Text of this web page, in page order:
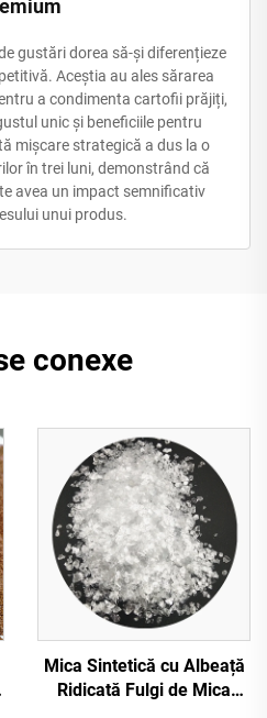
gustări dorea să-și diferențieze
Aceștia au ales sărarea
a condimenta cartofii prăjiți,
unic și beneficiile pentru
mișcare strategică a dus la o
în trei luni, demonstrând că
avea un impact semnificativ
unui produs.
conexe
Mica Sintetică cu Albeață
Ridicată Fulgi de Mica